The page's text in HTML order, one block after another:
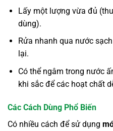
Lấy một lượng vừa đủ
dùng).
Rửa nhanh qua nước
lại.
Có thể ngâm trong nước
khi sắc để các hoạt chất
Các Cách Dùng Phổ Biến
Có nhiều cách để sử dụng